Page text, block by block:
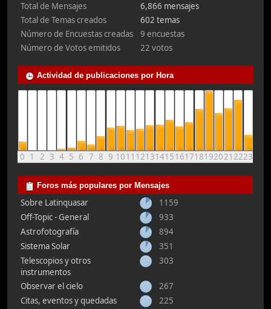
Total de Mensajes
6,866 mensajes
Total de Temas creados
602 temas
Número de Encuestas creadas
9 encuestas
Número de Votos emitidos
22 votos
Actividad de publicaciones por Hora
0 1 2 3 4 5 6 7 8 9 1011 121314151617181920212223
Foros más populares por Mensajes
Sobre Latinquasar
1159
Off-Topic - General
933
Astrofotografía
894
Sistema Solar
351
Telescopios y otros
instrumentos
303
Observar el cielo
267
Citas, eventos y quedadas
225